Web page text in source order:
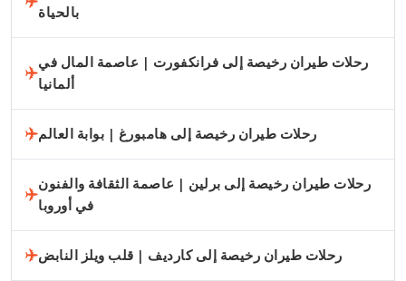
بالحياة
رحلات طيران رخيصة إلى فرانكفورت | عاصمة المال في
ألمانيا
رحلات طيران رخيصة إلى هامبورغ | بوابة العالم
رحلات طيران رخيصة إلى برلين | عاصمة الثقافة والفنون
في أوروبا
رحلات طيران رخيصة إلى كارديف | قلب ويلز النابض